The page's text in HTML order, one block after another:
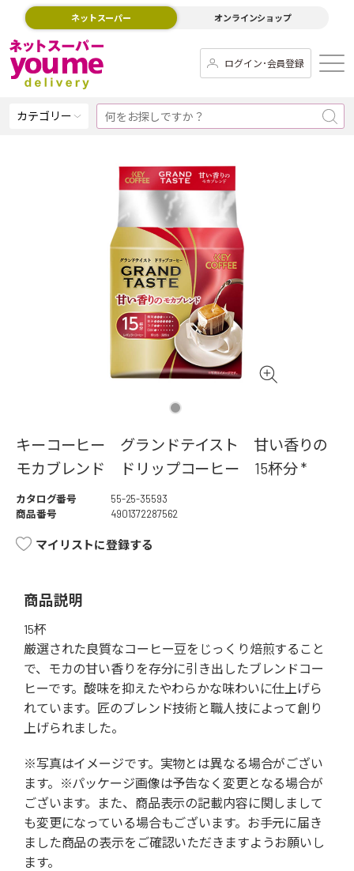
ネットスーパー オンラインショップ
ログイン･会員登録
カテゴリー
キーコーヒー グランドテイスト 甘い香りの
モカブレンド ドリップコーヒー 15杯分 *
カタログ番号
55-25-35593
商品番号
4901372287562
マイリストに登録する
商品説明
15杯
厳選された良質なコーヒー豆をじっくり焙煎すること
で、モカの甘い香りを存分に引き出したブレンドコー
ヒーです。酸味を抑えたやわらかな味わいに仕上げら
れています。匠のブレンド技術と職人技によって創り
上げられました。
※写真はイメージです。実物とは異なる場合がござい
ます。※パッケージ画像は予告なく変更となる場合が
ございます。また、商品表示の記載内容に関しまして
も変更になっている場合もございます。お手元に届き
ました商品の表示をご確認いただきますようお願いし
ます。